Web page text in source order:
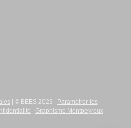
| © BEES 2023 |
Paramétrer les
Graphisme Montpeyroux